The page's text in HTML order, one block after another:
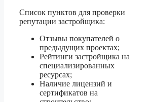
Список пунктов для проверки
репутации застройщика:
Отзывы покупателей о
предыдущих проектах;
Рейтинги застройщика на
специализированных
ресурсах;
Наличие лицензий и
сертификатов на